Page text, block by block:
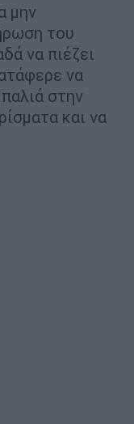
μην
του
να πιέζει
να
στην
και να